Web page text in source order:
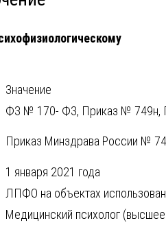
Значение
ФЗ № 170- ФЗ, Приказ №
Приказ Минздрава России №
1 января 2021 года
ЛПФО на объектах
Медицинский психолог